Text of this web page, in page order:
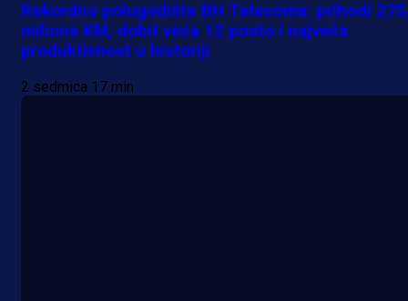
Rekordno polugodište BH Telecoma: prihodi
miliona KM, dobit veća 12 posto i najveća
produktivnost u historiji
2 sedmica 17 min